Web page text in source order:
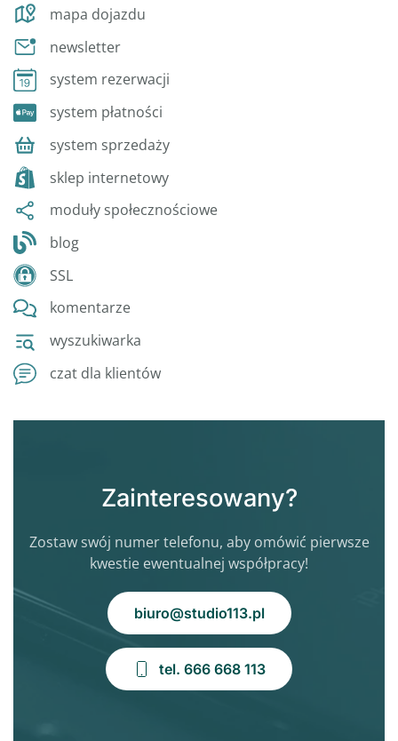
mapa dojazdu
newsletter
system rezerwacji
system płatności
system sprzedaży
sklep internetowy
moduły społecznościowe
blog
SSL
komentarze
wyszukiwarka
czat dla klientów
Zainteresowany?
Zostaw swój numer telefonu, aby omówić pierwsze
kwestie ewentualnej współpracy!
biuro@studio113.pl
tel. 666 668 113